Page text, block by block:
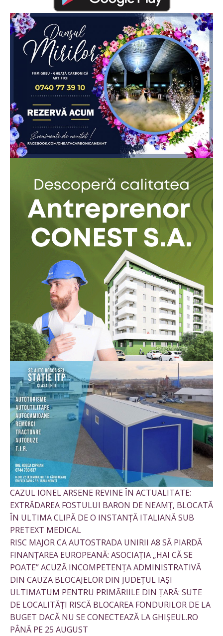
CAZUL IONEL ARSENE REVINE ÎN ACTUALITATE:
EXTRĂDAREA FOSTULUI BARON DE NEAMȚ, BLOCATĂ
ÎN ULTIMA CLIPĂ DE O INSTANȚĂ ITALIANĂ SUB
PRETEXT MEDICAL
RISC MAJOR CA AUTOSTRADA UNIRII A8 SĂ PIARDĂ
FINANȚAREA EUROPEANĂ: ASOCIAȚIA „HAI CĂ SE
POATE” ACUZĂ INCOMPETENȚA ADMINISTRATIVĂ
DIN CAUZA BLOCAJELOR DIN JUDEȚUL IAȘI
ULTIMATUM PENTRU PRIMĂRIILE DIN ȚARĂ: SUTE
DE LOCALITĂȚI RISCĂ BLOCAREA FONDURILOR DE LA
BUGET DACĂ NU SE CONECTEAZĂ LA GHIȘEUL.RO
PÂNĂ PE 25 AUGUST